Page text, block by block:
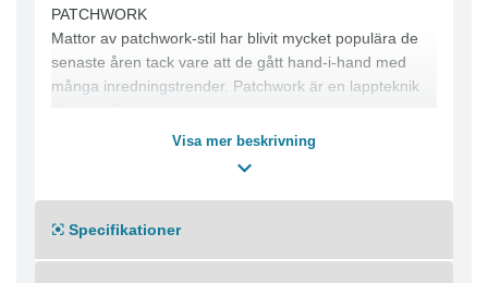
PATCHWORK
Mattor av patchwork-stil har blivit mycket populära de
senaste åren tack vare att de gått hand-i-hand med
många inredningstrender. Patchwork är en lappteknik
kombinera ihop dem i nya mönster. De äkta
växtfärger för att få ett t.ex. dämpad enhetlig färg eller
mer moderna färgalternativ.
Visa mer beskrivning
Specifikationer